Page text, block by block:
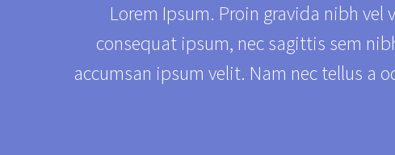
Lorem Ipsum. Proin gravida nibh
consequat ipsum, nec sagittis sem
accumsan ipsum velit. Nam nec tellus a